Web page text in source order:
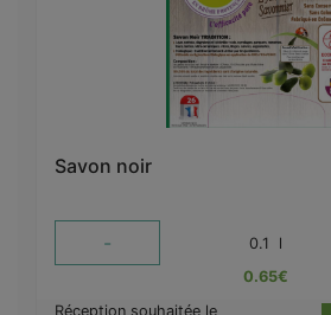
Savon noir
- 0.1 l
0.65€
Réception souhaitée le